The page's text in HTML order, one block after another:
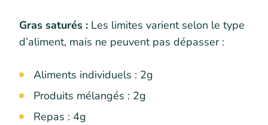
Gras saturés : Les limites varient selon le type
d’aliment, mais ne peuvent pas dépasser :
Aliments individuels : 2g
Produits mélangés : 2g
Repas : 4g